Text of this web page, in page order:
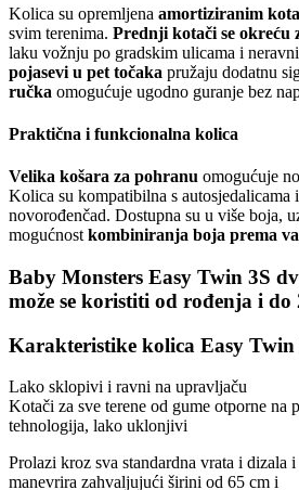
Kolica su opremljena amortiziranim
svim terenima. Prednji kotači se okreću
laku vožnju po gradskim ulicama i
pojasevi u pet točaka pružaju dodatnu
ručka omogućuje ugodno guranje bez
Praktična i funkcionalna kolica
Velika košara za pohranu omogućuje
Kolica su kompatibilna s autosjedalicama
novorođenčad. Dostupna su u više boja,
mogućnost kombiniranja boja prema
Baby Monsters Easy Twin 3S
može se koristiti od rođenja i do
Karakteristike kolica Easy Twin
Lako sklopivi i ravni na upravljaču
Kotači za sve terene od gume otporne na
tehnologija, lako uklonjivi
Prolazi kroz sva standardna vrata i dizala i
manevrira zahvaljujući širini od 65 cm i